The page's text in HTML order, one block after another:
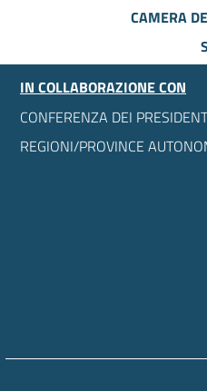
CAMERA
IN COLLABORAZIONE CON
CONFERENZA DEI
REGIONI/PROVINCE